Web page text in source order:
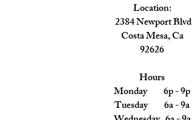
Location​:
2384 Newport Blvd
Costa Mesa,Ca
92626
Hours
Monday 6p - 9p
Tuesday 6a - 9a